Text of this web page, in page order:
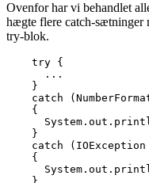
Ovenfor har vi behandlet
hægte flere catch-sætninger
try-blok.
    try {
      ...
    }
catch
    {
    }
catch (IOException
    {